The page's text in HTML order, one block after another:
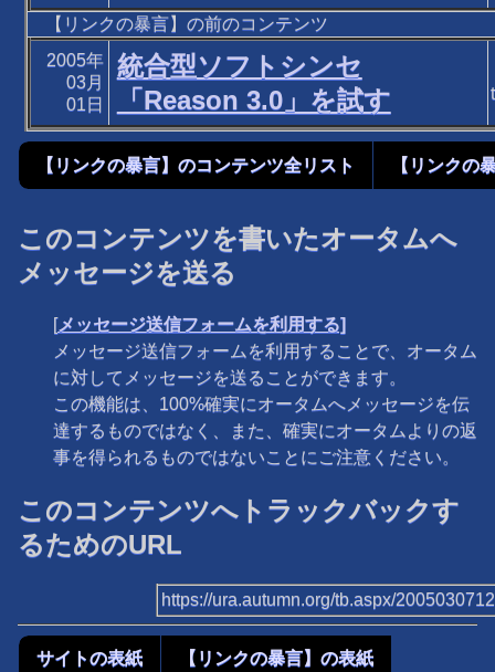
【リンクの暴言】の前のコンテンツ
2005年
03月
01日
統合型ソフトシンセ
「Reason 3.0」を試す
【リンクの暴言】のコンテンツ全リスト 【リンクの
このコンテンツを書いたオータムへ
メッセージを送る
[メッセージ送信フォームを利用する]
メッセージ送信フォームを利用することで、オータム
に対してメッセージを送ることができます。
この機能は、100%確実にオータムへメッセージを伝
達するものではなく、また、確実にオータムよりの返
事を得られるものではないことにご注意ください。
このコンテンツへトラックバックす
るためのURL
https://ura.autumn.org/tb.aspx/
サイトの表紙 【リンクの暴言】の表紙